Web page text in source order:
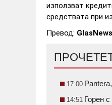
използват
средствата при
Превод:
17:00
14:51 Горен